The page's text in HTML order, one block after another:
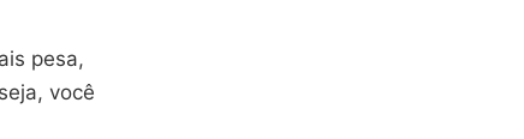
pesa,
você